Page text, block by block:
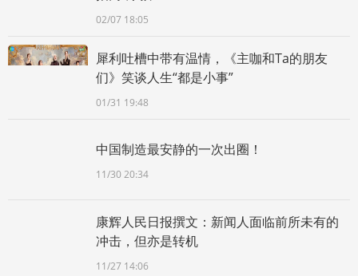
02/07 18:05
犀利吐槽中带有温情，《主咖和Ta的朋友
们》笑谈人生“都是小事”
01/31 19:48
中国制造最安静的一次出圈！
11/30 20:34
康辉人民日报撰文：新闻人面临前所未有的
冲击，但亦是转机
11/27 14:06